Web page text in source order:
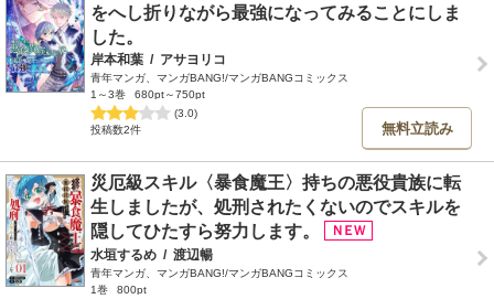
をへし折りながら最強になってみることにしま
した。
岸本和葉 / アサヨリコ
青年マンガ、マンガBANG!/マンガBANGコミックス
1～3巻
680pt～750pt
(3.0)
投稿数2件
無料立読み
災厄級スキル〈暴食魔王〉持ちの悪役貴族に転
生しましたが、処刑されたくないのでスキルを
隠してひたすら努力します。
水垣するめ / 渡辺暢
青年マンガ、マンガBANG!/マンガBANGコミックス
1巻
800pt